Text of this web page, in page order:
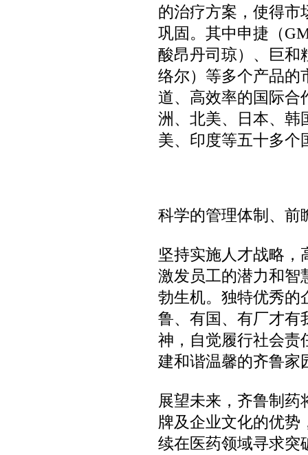
的治疗方案，使得市
巩固。 其中申捷（
酸昂丹司琼）、巨和
络尔）等多个产品的
道、高效率的国际合
洲、北美、日本、韩
美、印度等五十多个
科学的管理体制、前
坚持实施人才战略，
激发员工的潜力和智
勃生机。独特优秀的
鲁、有国、有厂才有
神，自觉履行社会责
建和谐温馨的齐鲁家
展望未来，齐鲁制
牌及企业文化的优势
续在医药领域寻求突